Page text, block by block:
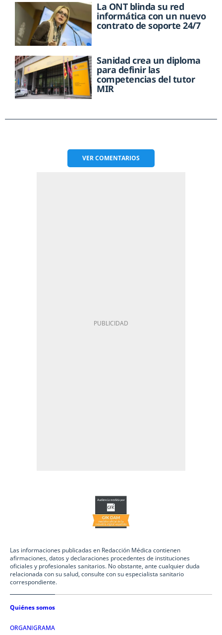
La ONT blinda su red
informática con un nuevo
contrato de soporte 24/7
Sanidad crea un diploma
para definir las
competencias del tutor
MIR
VERCOMENTARIOS
Las informaciones publicadas en Redacción Médica contienen
afirmaciones, datos y declaraciones procedentes de instituciones
oficiales y profesionales sanitarios. No obstante, ante cualquier duda
relacionada con su salud, consulte con su especialista sanitario
correspondiente.
Quiénes somos
ORGANIGRAMA